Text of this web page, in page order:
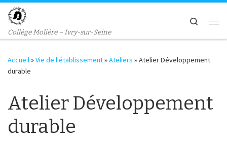
Passer au contenu
Collège Molière – Ivry-sur-Seine
Search
Accueil »Vie de l'établissement»Ateliers »Atelier Développement
durable
Atelier Développement
durable